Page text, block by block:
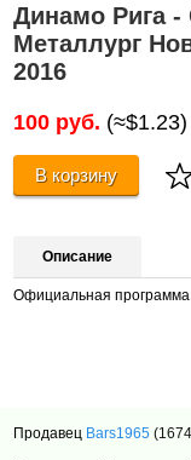
Динамо Рига -
Металлург
2016
100 руб. (≈$1.23)
В корзину
Описание
Официальная
Продавец Bars1965